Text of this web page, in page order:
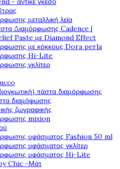
μεταλλική λεία
Διαμόρφωσης Cadence |
Paste με Diamond Effect
με κόκκους Dora perla
Hi-Lite
γκλίτερ
πάστα διαμόρφωσης
διαμόφωσης
ζωγραφικής
mixion
υφάσματος Fashion 50 ml
υφάσματος γκλίτερ
υφάσματος Hi-Lite
Chic -Μάτ